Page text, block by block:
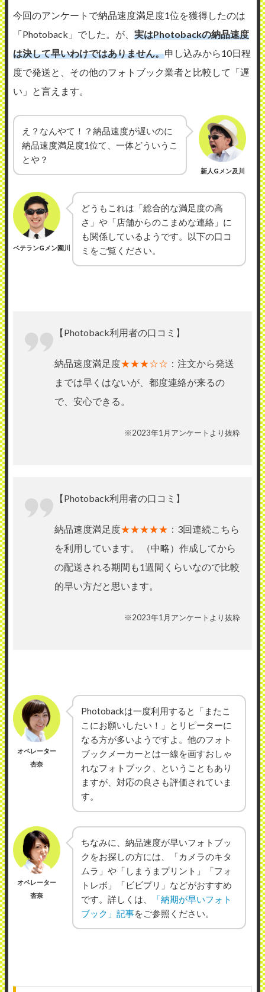
今回のアンケートで納品速度満足度1位を獲得したのは
「Photoback」でした。が、 実はPhotobackの納品速度
は決して早いわけではありません。申し込みから10日程
度で発送と、その他のフォトブック業者と比較して「遅
い」と言えます。
え？なんやて！？納品速度が遅いのに
納品速度満足度1位て、一体どういうこ
とや？
新人Gメン及川
ベテランGメン園川
どうもこれは「総合的な満足度の高
さ」や「店舗からのこまめな連絡」に
も関係しているようです。以下の口コ
ミをご覧ください。
【Photoback利用者の口コミ】
納品速度満足度★★★☆☆ ：注文から発送
までは早くはないが、都度連絡が来るの
で、安心できる。
※2023年1月アンケートより抜粋
【Photoback利用者の口コミ】
納品速度満足度★★★★★ ：3回連続こちら
を利用しています。 （中略）作成してから
の配送される期間も1週間くらいなので比較
的早い方だと思います。
※2023年1月アンケートより抜粋
オペレーター
杏奈
Photobackは一度利用すると「またこ
こにお願いしたい！」とリピーターに
なる方が多いようですよ。他のフォト
ブックメーカーとは一線を画すおしゃ
れなフォトブック、ということもあり
ますが、対応の良さも評価されていま
す。
オペレーター
杏奈
ちなみに、納品速度が早いフォトブッ
クをお探しの方には、「カメラのキタ
ムラ」や「しまうまプリント」「フォ
トレボ」「ビビプリ」などがおすすめ
です。詳しくは、
「納期が早いフォト
ブック」記事をご参照ください。